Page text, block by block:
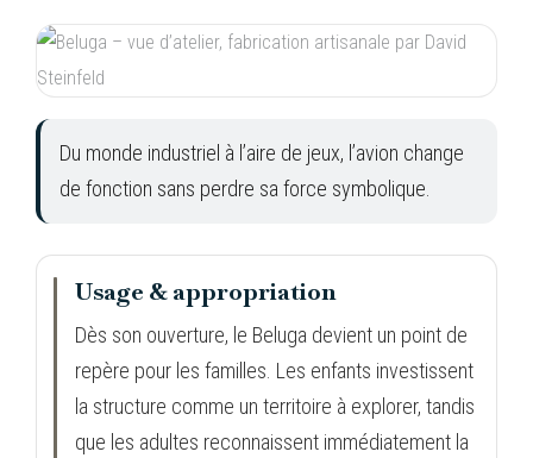
Du monde industriel à l’aire de jeux, l’avion change
de fonction sans perdre sa force symbolique.
Usage & appropriation
Dès son ouverture, le Beluga devient un point de
repère pour les familles. Les enfants investissent
la structure comme un territoire à explorer, tandis
que les adultes reconnaissent immédiatement la